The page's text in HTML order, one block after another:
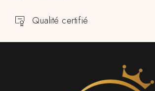
Qualité certifié